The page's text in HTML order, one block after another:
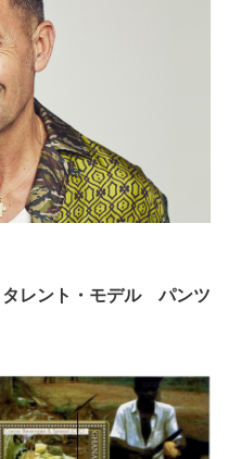
レント・モデル パンツ